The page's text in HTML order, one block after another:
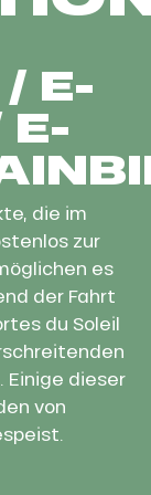
E-
E-
die im
zur
es
der Fahrt
du Soleil
Einige dieser
von